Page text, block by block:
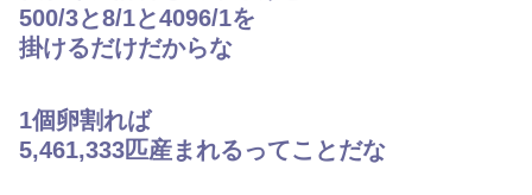
500/3と8/1と4096/1を
掛けるだけだからな
1個卵割れば
5,461,333匹産まれるってことだな